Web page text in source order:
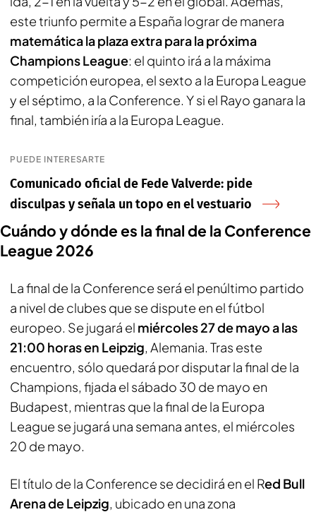
este triunfo permite a España lograr de manera
matemática la plaza extra para la próxima
Champions League: el quinto irá a la máxima
competición europea, el sexto a la Europa League
y el séptimo, a la Conference. Y si el Rayo ganara la
final, también iría a la Europa League.
PUEDE INTERESARTE
Comunicado oficial de Fede Valverde: pide
disculpas y señala un topo en el vestuario
Cuándo y dónde es la final de la Conference
League 2026
La final de la Conference será el penúltimo partido
a nivel de clubes que se dispute en el fútbol
europeo. Se jugará el miércoles 27 de mayo a las
21:00 horas en Leipzig, Alemania. Tras este
encuentro, sólo quedará por disputar la final de la
Champions, fijada el sábado 30 de mayo en
Budapest, mientras que la final de la Europa
League se jugará una semana antes, el miércoles
20 de mayo.
El título de la Conference se decidirá en el Red Bull
Arena de Leipzig, ubicado en una zona